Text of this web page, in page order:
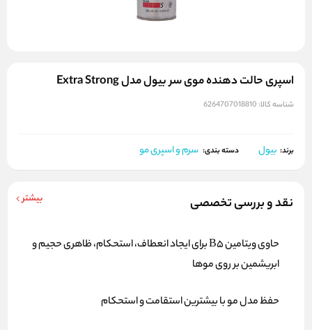
اسپری حالت دهنده موی سر بیول مدل Extra Strong
شناسه کالا: 6264707018810
برند: بیول دسته بندی: سرم و اسپری مو
نقد و بررسی تخصصی بیشتر
حاوی ویتامین B5 برای ایجاد انعطاف، استحکام، ظاهری حجیم و
ابریشمین بر روی موها
حفظ مدل مو با بیشترین استقامت و استحکام